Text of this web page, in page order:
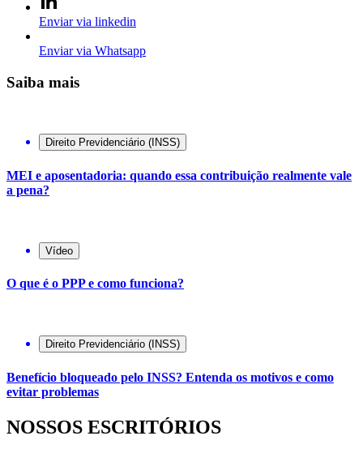
Enviar via linkedin
Enviar via Whatsapp
Saiba mais
Direito Previdenciário (INSS)
MEI e aposentadoria: quando essa contribuição realmente vale
a pena?
Vídeo
O que é o PPP e como funciona?
Direito Previdenciário (INSS)
Benefício bloqueado pelo INSS? Entenda os motivos e como
evitar problemas
NOSSOS ESCRITÓRIOS